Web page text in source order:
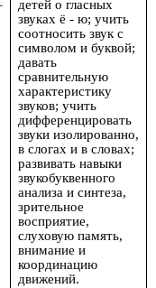
детей о гласных
звуках ё - ю; учить
соотносить звук с
символом и буквой;
давать
сравнительную
характеристику
звуков; учить
дифференцировать
звуки изолированно,
в слогах и в словах;
развивать навыки
звукобуквенного
анализа и синтеза,
зрительное
восприятие,
слуховую память,
внимание и
координацию
движений.